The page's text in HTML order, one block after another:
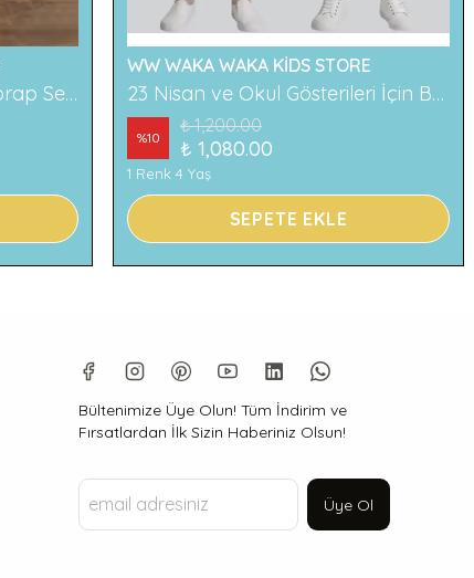
2'li Ayıcık Desenli Çocuk Çorap Seti Renkli ve Eğlenceli Desenler Rahat ve Yumuşak Kumaş
WW WAKA WAKA KİDS STORE
23 Nisan ve Okul Gösterileri İçin Beyaz Çocuk Pantolonu
%10
₺ 1,200.00
₺ 1,080.00
1 Renk 4 Yaş
SEPETE EKLE
Bültenimize Üye Olun! Tüm İndirim ve
Fırsatlardan İlk Sizin Haberiniz Olsun!
Üye Ol